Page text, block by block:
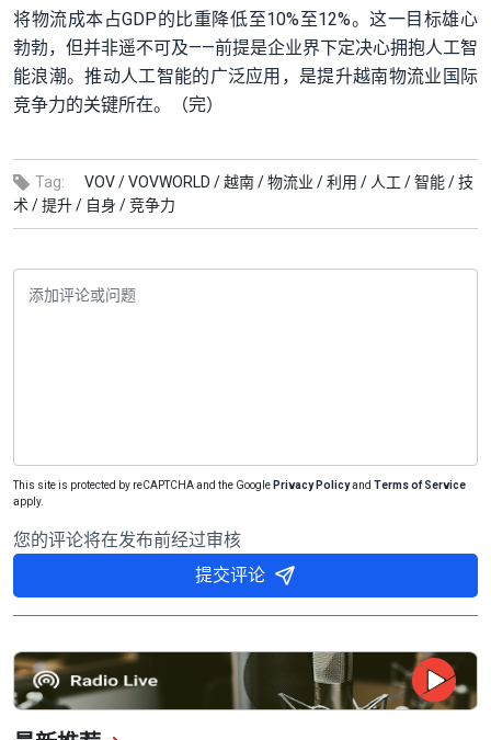
将物流成本占GDP的比重降低至10%至12%。这一目标雄心
勃勃，但并非遥不可及——前提是企业界下定决心拥抱人工智
能浪潮。推动人工智能的广泛应用，是提升越南物流业国际
竞争力的关键所在。（完）
Tag: VOV /VOVWORLD /越南 /物流业 /利用 / 人工 /智能 /技
术 /提升 / 自身 /竞争力
This site is protected by reCAPTCHA and the Google Privacy Policyand Terms of Service
apply.
您的评论将在发布前经过审核
提交评论